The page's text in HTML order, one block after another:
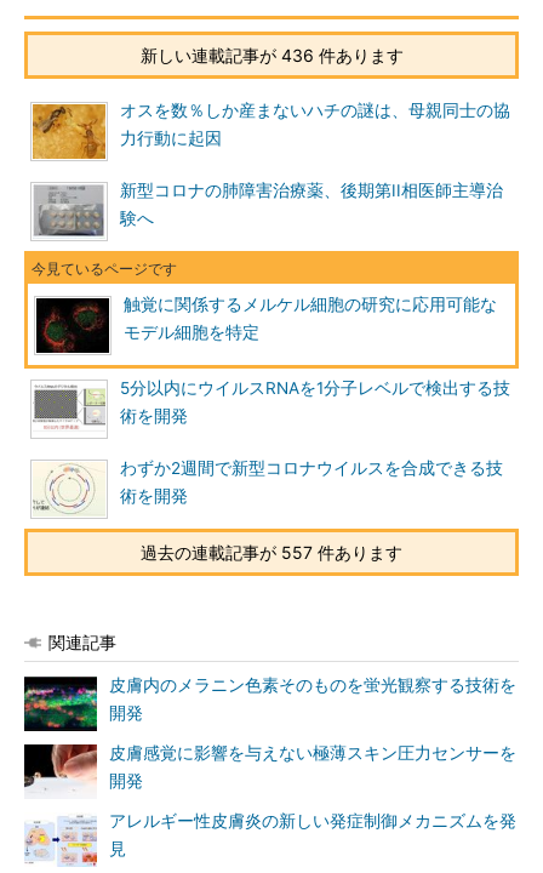
新しい連載記事が 436 件あります
オスを数％しか産まないハチの謎は、母親同士の協
力行動に起因
新型コロナの肺障害治療薬、後期第II相医師主導治
験へ
触覚に関係するメルケル細胞の研究に応用可能な
モデル細胞を特定
5分以内にウイルスRNAを1分子レベルで検出する技
術を開発
わずか2週間で新型コロナウイルスを合成できる技
術を開発
過去の連載記事が 557 件あります
関連記事
皮膚内のメラニン色素そのものを蛍光観察する技術を
開発
皮膚感覚に影響を与えない極薄スキン圧力センサーを
開発
アレルギー性皮膚炎の新しい発症制御メカニズムを発
見